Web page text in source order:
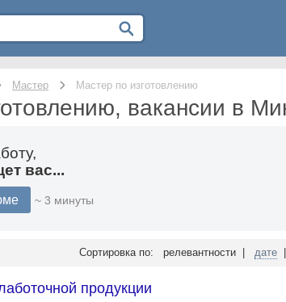
Мастер Мастер по изготовлению
вакансии в
вас...
~ 3 минуты
Сортировка по: релевантности | дате
продукции